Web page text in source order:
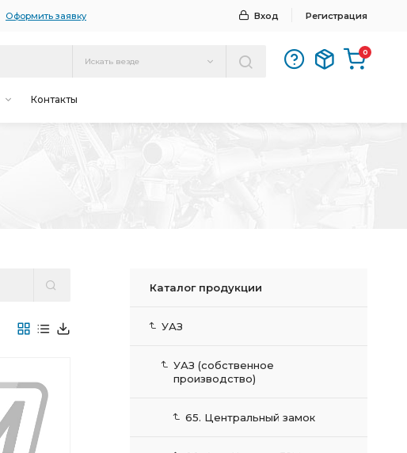
Оформить заявку Вход Регистрация
Искать везде
0
Контакты
Каталог продукции
УАЗ
УАЗ (собственное
производство)
65. Центральный замок